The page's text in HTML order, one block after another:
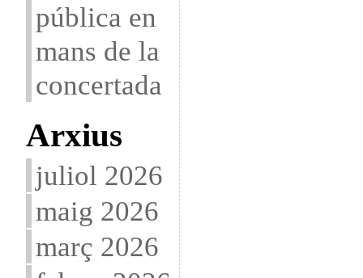
pública en
mans de la
concertada
Arxius
juliol 2026
maig 2026
març 2026